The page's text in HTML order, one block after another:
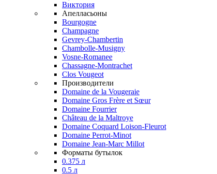
Виктория
Апелласьоны
Bourgogne
Champagne
Gevrey-Chambertin
Chambolle-Musigny
Vosne-Romanee
Chassagne-Montrachet
Clos Vougeot
Производители
Domaine de la Vougeraie
Domaine Gros Frère et Sœur
Domaine Fourrier
Château de la Maltroye
Domaine Coquard Loison-Fleurot
Domaine Perrot-Minot
Domaine Jean-Marc Millot
Форматы бутылок
0.375 л
0.5 л